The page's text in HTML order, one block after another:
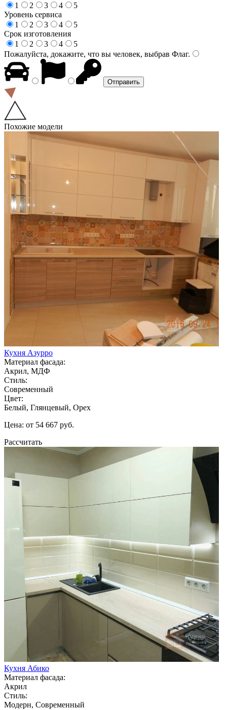
1
2 3 4
5
Уровень сервиса
1
2 3 4
5
Срок изготовления
1
2 3 4
5
Пожалуйста, докажите, что вы человек, выбрав Флаг.
Похожие модели
Кухня Азурро
Материал фасада:
Акрил, МДФ
Стиль:
Современный
Цвет:
Белый, Глянцевый, Орех
Цена: от 54 667 руб.
Рассчитать
Кухня Абико
Материал фасада:
Акрил
Стиль:
Модерн, Современный